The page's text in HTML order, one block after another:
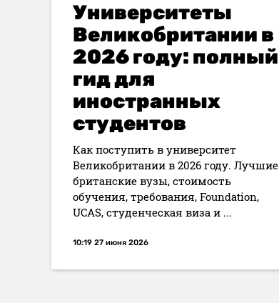
Университеты
Великобритании в
2026 году: полный
гид для
иностранных
студентов
Как поступить в университет
Великобритании в 2026 году. Лучшие
британские вузы, стоимость
обучения, требования, Foundation,
UCAS, студенческая виза и ...
10:19 27 июня 2026